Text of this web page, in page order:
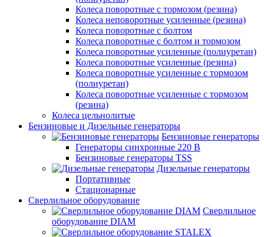
Колеса поворотные c тормозом (резина)
Колеса неповоротные усиленные (резина)
Колеса поворотные с болтом
Колеса поворотные с болтом и тормозом
Колеса поворотные усиленные (полиуретан)
Колеса поворотные усиленные (резина)
Колеса поворотные усиленные с тормозом
(полиуретан)
Колеса поворотные усиленные с тормозом
(резина)
Колеса цельнолитые
Бензиновые и Дизельные генераторы
Бензиновые генераторы
Генераторы синхронные 220 В
Бензиновые генераторы TSS
Дизельные генераторы
Портативные
Стационарные
Сверлильное оборудование
Сверлильное
оборудование DIAM